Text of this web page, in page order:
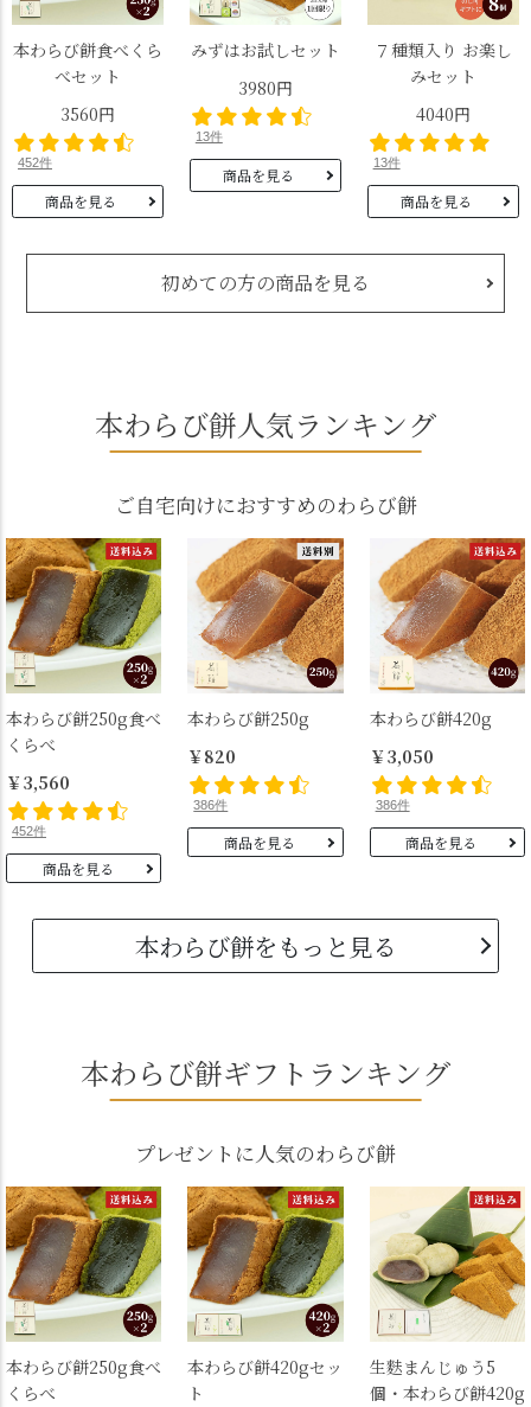
本わらび餅食べくら
べセット
3560円
452件
商品を見る
みずはお試しセット
3980円
13件
商品を見る
７種類入り お楽し
みセット
4040円
13件
商品を見る
初めての方の商品を見る
本わらび餅人気ランキング
ご自宅向けにおすすめのわらび餅
本わらび餅250g食べ
くらべ
￥3,560
452件
商品を見る
本わらび餅250g
￥820
386件
商品を見る
本わらび餅420g
￥3,050
386件
商品を見る
本わらび餅をもっと見る
本わらび餅ギフトランキング
プレゼントに人気のわらび餅
本わらび餅250g食べ
くらべ
本わらび餅420gセッ
ト
生麩まんじゅう5
個・本わらび餅420g